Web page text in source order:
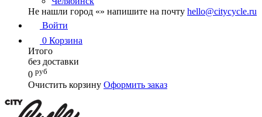
Не нашли город «» напишите на почту hello@citycycle.ru
Войти
0 Корзина
Итого
без доставки
0 руб
Очистить корзину Оформить заказ